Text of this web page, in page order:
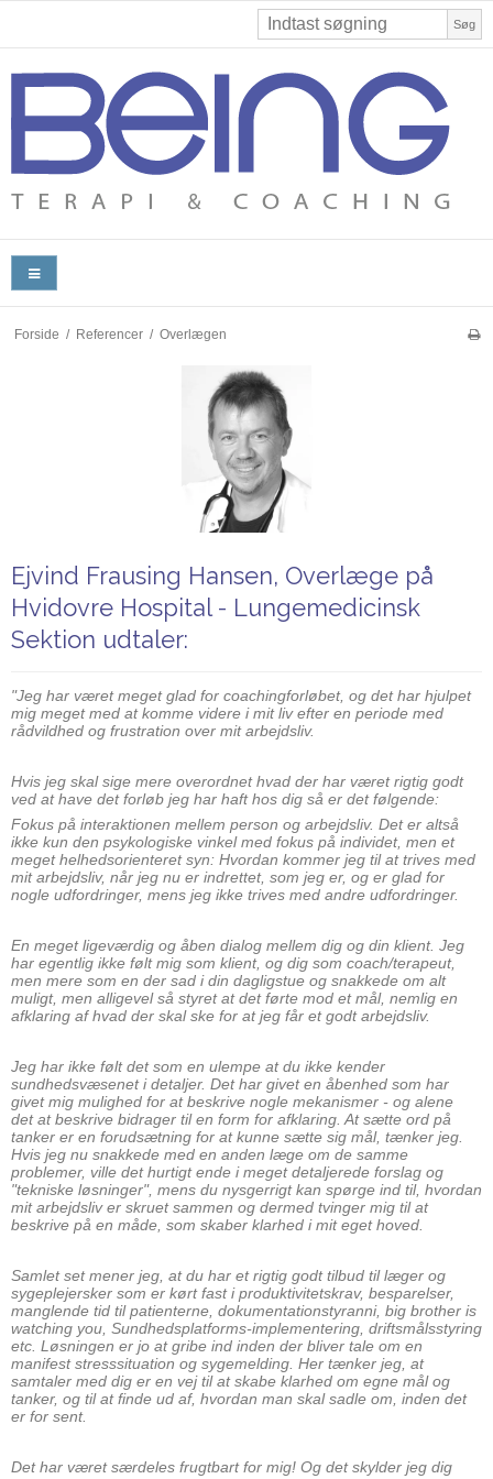
Søg
Forside / Referencer / Overlægen
Ejvind Frausing Hansen, Overlæge på
Hvidovre Hospital - Lungemedicinsk
Sektion udtaler:
"Jeg har været meget glad for coachingforløbet, og det har hjulpet
mig meget med at komme videre i mit liv efter en periode med
rådvildhed og frustration over mit arbejdsliv.
Hvis jeg skal sige mere overordnet hvad der har været rigtig godt
ved at have det forløb jeg har haft hos dig så er det følgende:
Fokus på interaktionen mellem person og arbejdsliv. Det er altså
ikke kun den psykologiske vinkel med fokus på individet, men et
meget helhedsorienteret syn: Hvordan kommer jeg til at trives med
mit arbejdsliv, når jeg nu er indrettet, som jeg er, og er glad for
nogle udfordringer, mens jeg ikke trives med andre udfordringer.
En meget ligeværdig og åben dialog mellem dig og din klient. Jeg
har egentlig ikke følt mig som klient, og dig som coach/terapeut,
men mere som en der sad i din dagligstue og snakkede om alt
muligt, men alligevel så styret at det førte mod et mål, nemlig en
afklaring af hvad der skal ske for at jeg får et godt arbejdsliv.
Jeg har ikke følt det som en ulempe at du ikke kender
sundhedsvæsenet i detaljer. Det har givet en åbenhed som har
givet mig mulighed for at beskrive nogle mekanismer - og alene
det at beskrive bidrager til en form for afklaring. At sætte ord på
tanker er en forudsætning for at kunne sætte sig mål, tænker jeg.
Hvis jeg nu snakkede med en anden læge om de samme
problemer, ville det hurtigt ende i meget detaljerede forslag og
"tekniske løsninger", mens du nysgerrigt kan spørge ind til, hvordan
mit arbejdsliv er skruet sammen og dermed tvinger mig til at
beskrive på en måde, som skaber klarhed i mit eget hoved.
Samlet set mener jeg, at du har et rigtig godt tilbud til læger og
sygeplejersker som er kørt fast i produktivitetskrav, besparelser,
manglende tid til patienterne, dokumentationstyranni, big brother is
watching you, Sundhedsplatforms-implementering, driftsmålsstyring
etc. Løsningen er jo at gribe ind inden der bliver tale om en
manifest stresssituation og sygemelding. Her tænker jeg, at
samtaler med dig er en vej til at skabe klarhed om egne mål og
tanker, og til at finde ud af, hvordan man skal sadle om, inden det
er for sent.
Det har været særdeles frugtbart for mig! Og det skylder jeg dig